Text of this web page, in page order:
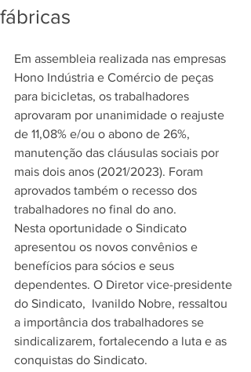
fábricas
Em assembleia realizada nas empresas
Hono Indústria e Comércio de peças
para bicicletas, os trabalhadores
aprovaram por unanimidade o reajuste
de 11,08% e/ou o abono de 26%,
manutenção das cláusulas sociais por
mais dois anos (2021/2023). Foram
aprovados também o recesso dos
trabalhadores no final do ano.
Nesta oportunidade o Sindicato
apresentou os novos convênios e
benefícios para sócios e seus
dependentes. O Diretor vice-presidente
do Sindicato,  Ivanildo Nobre, ressaltou
a importância dos trabalhadores se
sindicalizarem, fortalecendo a luta e as
conquistas do Sindicato.